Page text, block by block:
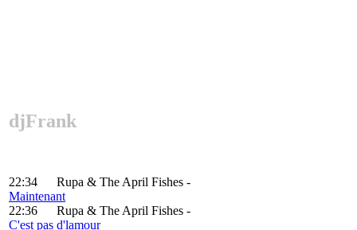
djFrank
22:34 Rupa & The April Fishes -
Maintenant
22:36 Rupa & The April Fishes -
C'est pas d'lamour